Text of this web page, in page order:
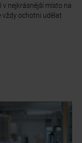
v nejkrásnější místo na
vždy ochotni udělat